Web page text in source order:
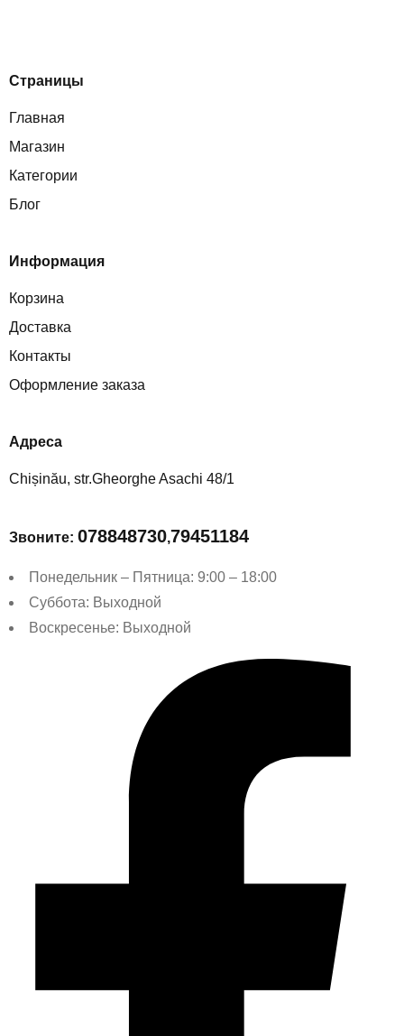
Страницы
Главная
Магазин
Категории
Блог
Информация
Корзина
Доставка
Контакты
Оформление заказа
Aдреса
Chișinău, str.Gheorghe Asachi 48/1
Звоните: 078848730,79451184
Понедельник – Пятница: 9:00 – 18:00
Суббота: Выходной
Воскресенье: Выходной